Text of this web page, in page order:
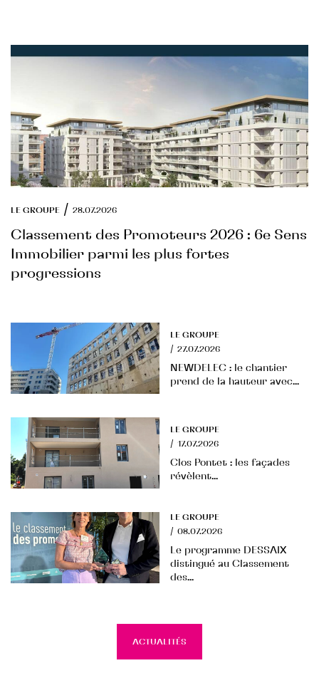
LE GROUPE / 28.07.2026
Classement des Promoteurs 2026 : 6e Sens
Immobilier parmi les plus fortes
progressions
LE GROUPE
/ 27.07.2026
NEWDELEC : le chantier
prend de la hauteur avec...
LE GROUPE
/ 17.07.2026
Clos Pontet : les façades
révèlent...
LE GROUPE
/ 08.07.2026
Le programme DESSAIX
distingué au Classement
des...
ACTUALITÉS